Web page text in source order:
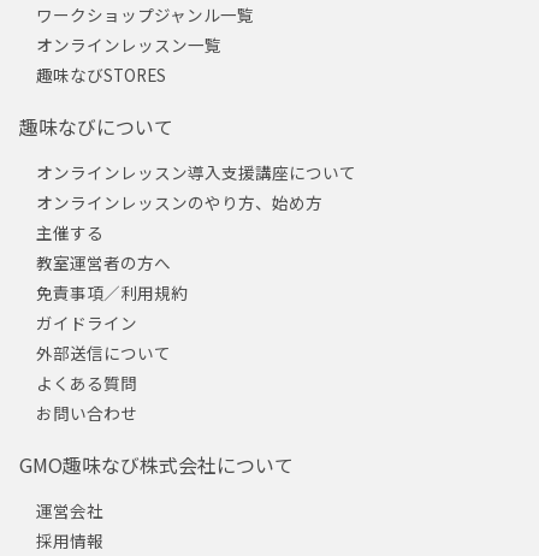
ワークショップジャンル一覧
オンラインレッスン一覧
趣味なびSTORES
趣味なびについて
オンラインレッスン導入支援講座について
オンラインレッスンのやり方、始め方
主催する
教室運営者の方へ
免責事項／利用規約
ガイドライン
外部送信について
よくある質問
お問い合わせ
GMO趣味なび株式会社について
運営会社
採用情報